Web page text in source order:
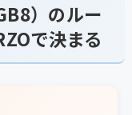
）のルー
で決まる